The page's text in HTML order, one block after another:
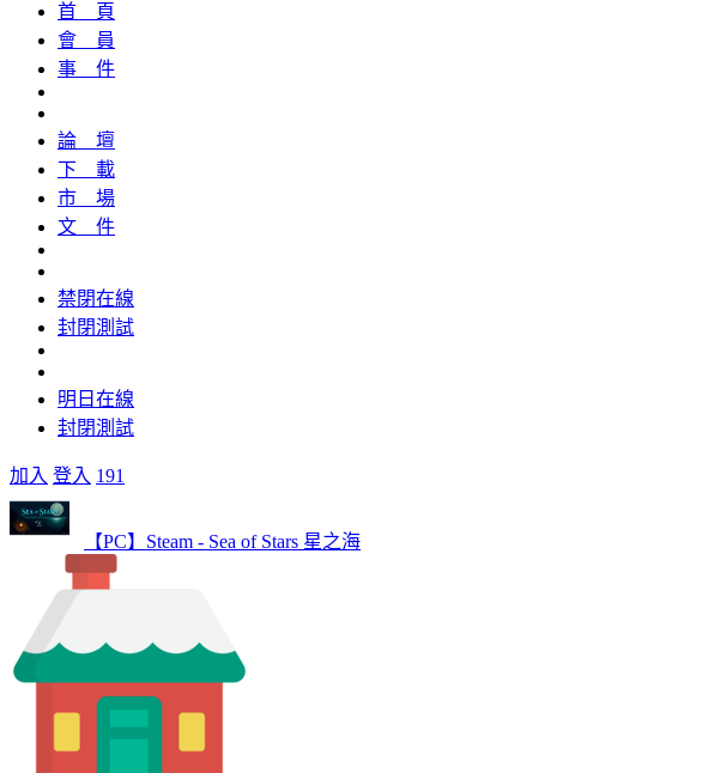
首 頁
會 員
事 件
論 壇
下 載
市 場
文 件
禁閉在線
封閉測試
明日在線
封閉測試
加入 登入 191
【PC】Steam - Sea of Stars 星之海